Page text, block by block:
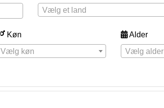
Vælg et land
Køn
Vælg køn
Alder
Vælg alder